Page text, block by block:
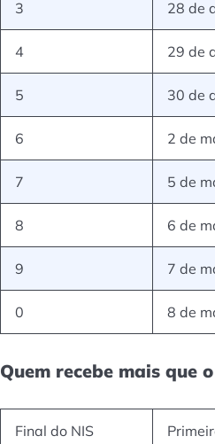
3 28 de
4 29 de
5 30 de
6 2 de
7 5 de
8 6 de
9 7 de
0 8 de
Quem recebe mais que
Final do NIS